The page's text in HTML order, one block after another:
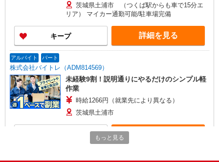
の場合＋交通費別途支給 ※交通費実費支給／当社
規定あり。
茨城県土浦市 （つくば駅からも車で15分エ
リア） マイカー通勤可能/駐車場完備
キープ 詳細を見る
アルバイト パート
株式会社バイトレ（ADM814569）
未経験9割！説明通りにやるだけのシンプル軽
作業
時給1266円（就業先により異なる）
茨城県土浦市
もっと見る